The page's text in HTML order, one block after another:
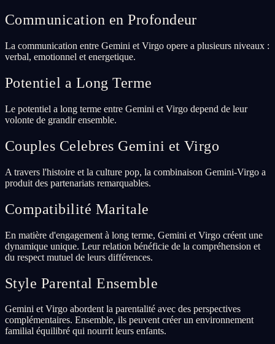
Communication en Profondeur
La communication entre Gemini et Virgo opere a plusieurs niveaux :
verbal, emotionnel et energetique.
Potentiel a Long Terme
Le potentiel a long terme entre Gemini et Virgo depend de leur
volonte de grandir ensemble.
Couples Celebres Gemini et Virgo
A travers l'histoire et la culture pop, la combinaison Gemini-Virgo a
produit des partenariats remarquables.
Compatibilité Maritale
En matière d'engagement à long terme, Gemini et Virgo créent une
dynamique unique. Leur relation bénéficie de la compréhension et
du respect mutuel de leurs différences.
Style Parental Ensemble
Gemini et Virgo abordent la parentalité avec des perspectives
complémentaires. Ensemble, ils peuvent créer un environnement
familial équilibré qui nourrit leurs enfants.